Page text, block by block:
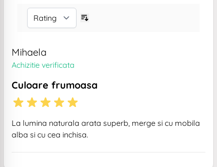
Mihaela
Achizitie verificata
Culoare frumoasa
La lumina naturala arata superb, merge si cu mobila
alba si cu cea inchisa.